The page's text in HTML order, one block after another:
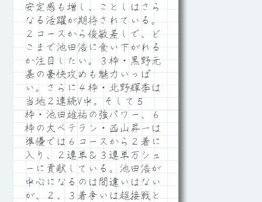
安定感も増し、ことしはさら
なる活躍が期待されている。
２コースから俊敏差しで、ど
こまで池田浩に食い下がれる
か注目したい。３枠・黒野元
基の豪快攻めも魅力いっぱ
い。さらに４枠・北野輝季は
当地２連続V中。そして５
枠・池田雄祐の強パワー、６
枠の大ベテラン・西山昇一は
準優では６コースから２着に
入り、２連単＆３連単万シュ
ーに貢献している。池田浩が
中心になるのは間違いはない
が、２、３着争いは超接戦と